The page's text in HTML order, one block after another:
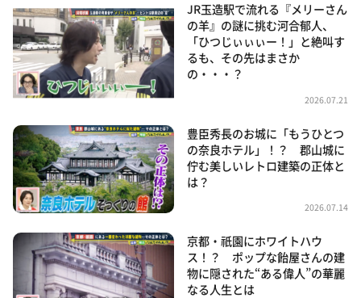
JR玉造駅で流れる『メリーさん
の羊』の謎に挑む河合郁人、
「ひつじぃぃぃー！」と絶叫す
るも、その先はまさか
の・・・？
2026.07.21
豊臣秀長のお城に「もうひとつ
の奈良ホテル」！？ 郡山城に
佇む美しいレトロ建築の正体と
は？
2026.07.14
京都・祇園にホワイトハウ
ス！？ ポップな飴屋さんの建
物に隠された“ある偉人”の華麗
なる人生とは